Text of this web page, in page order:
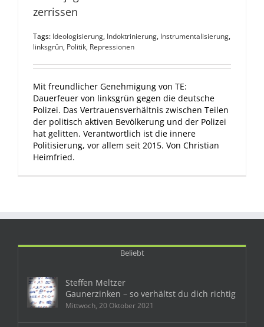
zerrissen
Tags: Ideologisierung, Indoktrinierung, Instrumentalisierung,
linksgrün, Politik, Repressionen
Mit freundlicher Genehmigung von TE:
Dauerfeuer von linksgrün gegen die deutsche
Polizei. Das Vertrauensverhältnis zwischen Teilen
der politisch aktiven Bevölkerung und der Polizei
hat gelitten. Verantwortlich ist die innere
Politisierung, vor allem seit 2015. Von Christian
Heimfried.
Beliebt
Steffen Meltzer
Gaunerzinken – so verhältst du dich richtig
Mittwoch, 20 Oktober 2021